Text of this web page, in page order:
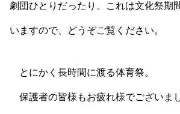
劇団ひとりだったり。これは文化祭期
いますので、どうぞご覧ください。
とにかく長時間に渡る体育祭。
保護者の皆様もお疲れ様でございま